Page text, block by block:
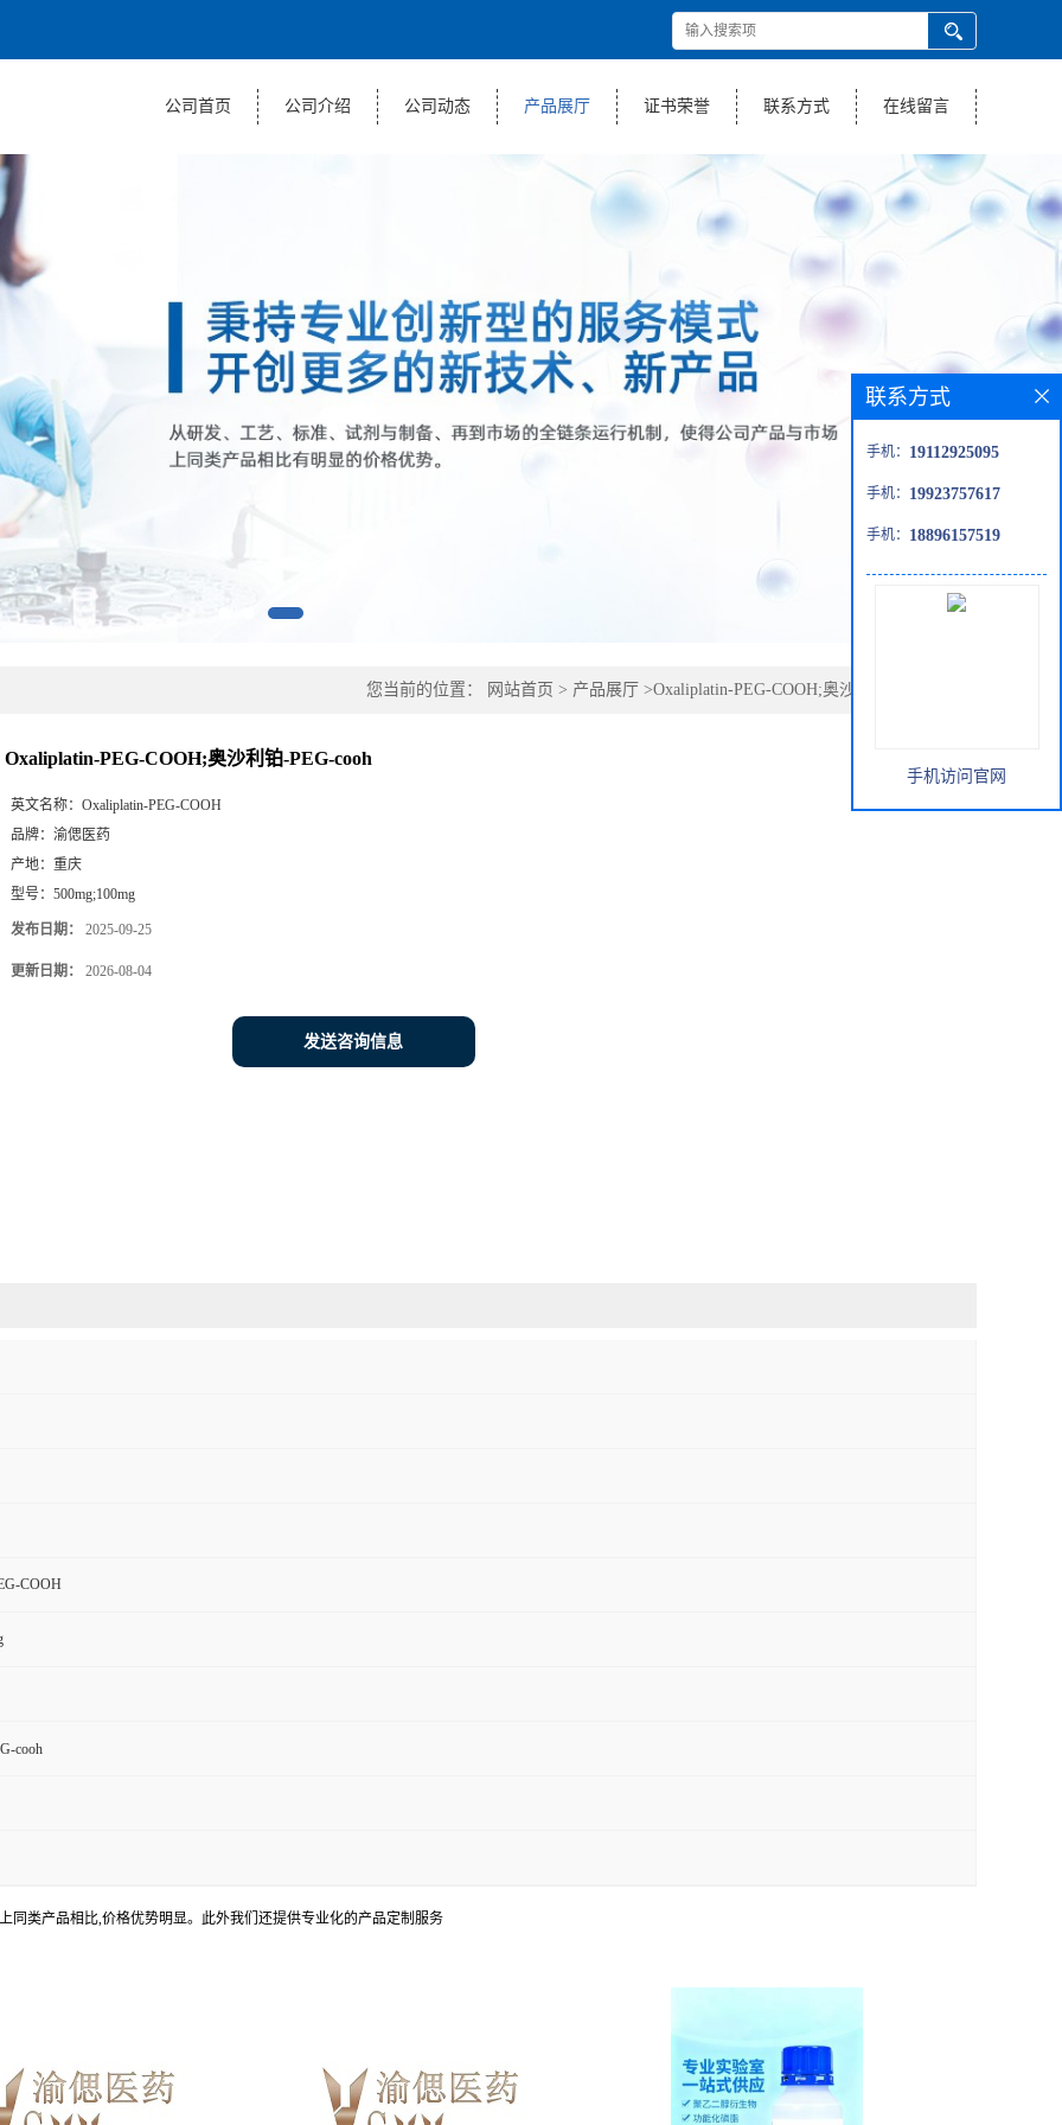
公司首页 公司介绍 公司动态 产品展厅 证书荣誉 联系方式 在线留言
您当前的位置： 网站首页 > 产品展厅 >Oxaliplatin-PEG-COOH;奥沙利铂-PEG-cooh
Oxaliplatin-PEG-COOH;奥沙利铂-PEG-cooh
英文名称： Oxaliplatin-PEG-COOH
品牌： 渝偲医药
产地： 重庆
型号： 500mg;100mg
发布日期： 2025-09-25
更新日期： 2026-08-04
发送咨询信息
COOH
cooh
类产品相比,价格优势明显。此外我们还提供专业化的产品定制服务
联系方式
手机： 19112925095
手机： 19923757617
手机： 18896157519
手机访问官网